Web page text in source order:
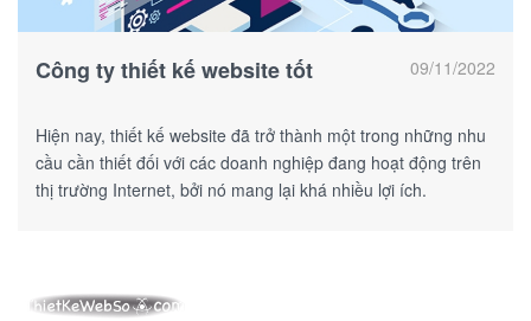
09/11/2022
Công ty thiết kế website tốt
Hiện nay, thiết kế website đã trở thành một trong những nhu
cầu cần thiết đối với các doanh nghiệp đang hoạt động trên
thị trường Internet, bởi nó mang lại khá nhiều lợi ích.